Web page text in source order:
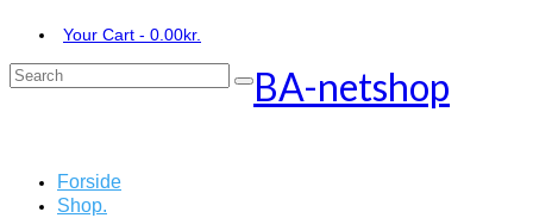
Your Cart - 0.00kr.
Search
BA-netshop
Forside
Shop.